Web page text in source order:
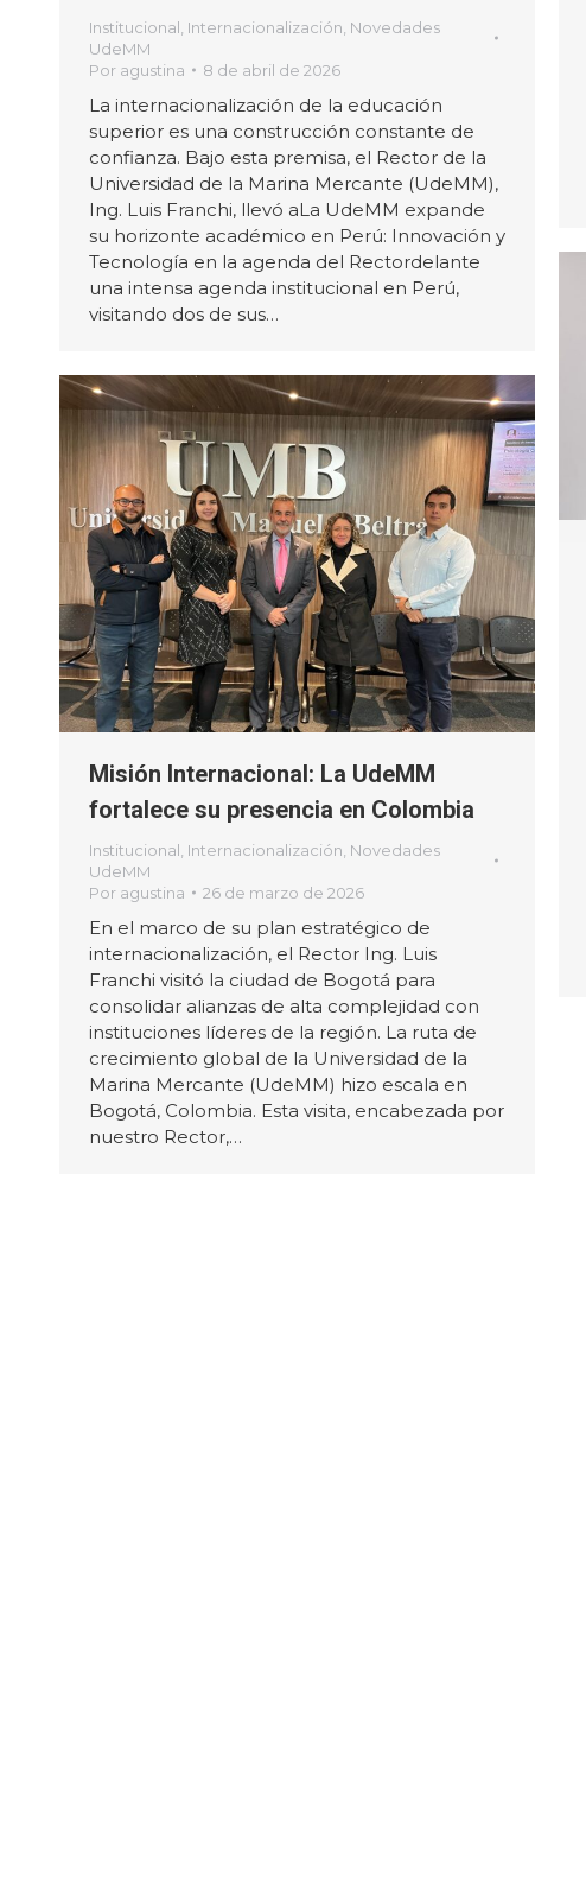
Institucional Internacionalización Novedades
UdeMM
Por agustina 8 de abril de 2026
La internacionalización de la educación
superior es una construcción constante de
confianza. Bajo esta premisa, el Rector de la
Universidad de la Marina Mercante (UdeMM),
Ing. Luis Franchi, llevó aLa UdeMM expande
su horizonte académico en Perú: Innovación y
Tecnología en la agenda del Rectordelante
una intensa agenda institucional en Perú,
visitando dos de sus…
Misión Internacional: La UdeMM
fortalece su presencia en Colombia
Institucional Internacionalización Novedades
UdeMM
Por agustina 26 de marzo de 2026
En el marco de su plan estratégico de
internacionalización, el Rector Ing. Luis
Franchi visitó la ciudad de Bogotá para
consolidar alianzas de alta complejidad con
instituciones líderes de la región. La ruta de
crecimiento global de la Universidad de la
Marina Mercante (UdeMM) hizo escala en
Bogotá, Colombia. Esta visita, encabezada por
nuestro Rector,…